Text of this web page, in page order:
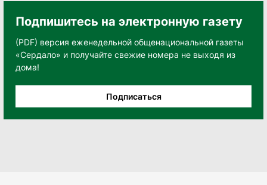
Подпишитесь на электронную газету
(PDF) версия еженедельной общенациональной газеты
«Сердало» и получайте свежие номера не выходя из
дома!
Подписаться